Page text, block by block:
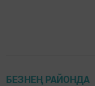
БЕЗНЕҢ РАЙОНДА